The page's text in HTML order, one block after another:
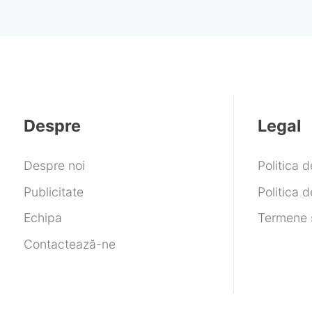
Despre
Despre noi
Publicitate
Echipa
Contactează-ne
Legal
Politica
Politica
Termene